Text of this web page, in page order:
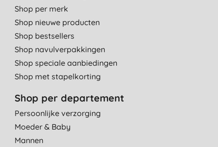
Shop per merk
Shop nieuwe producten
Shop bestsellers
Shop navulverpakkingen
Shop speciale aanbiedingen
Shop met stapelkorting
Shop per departement
Persoonlijke verzorging
Moeder & Baby
Mannen